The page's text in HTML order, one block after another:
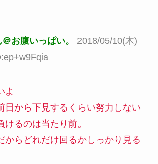
お腹いっぱい。
2018/05/10(木)
よ
日から下見するくらい努力しない
けるのは当たり前。
からどれだけ回るかしっかり見る